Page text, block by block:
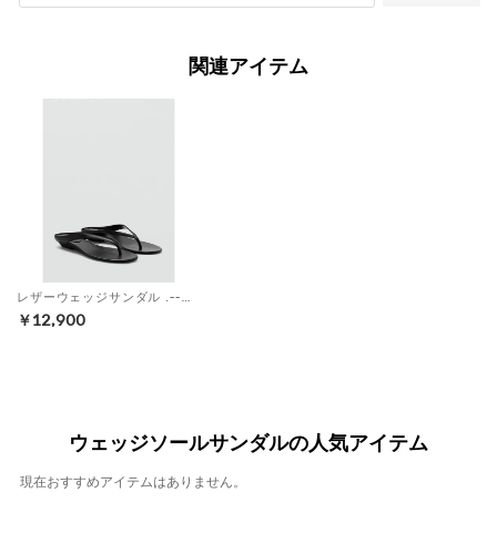
関連アイテム
レザーウェッジサンダル .-- LOWIT （ブラック）
￥12,900
ウェッジソールサンダルの人気アイテム
現在おすすめアイテムはありません。